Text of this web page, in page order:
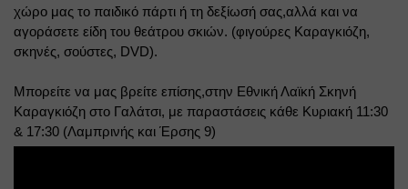
χώρο μας το παιδικό πάρτι ή τη δεξίωσή σας,αλλά και να
αγοράσετε είδη του θεάτρου σκιών. (φιγούρες Καραγκιόζη,
σκηνές, σούστες, DVD).
Μπορείτε να μας βρείτε επίσης,στην Εθνική Λαϊκή Σκηνή
Καραγκιόζη στο Γαλάτσι, με παραστάσεις κάθε Κυριακή 11:30
& 17:30 (Λαμπρινής και Έρσης 9)